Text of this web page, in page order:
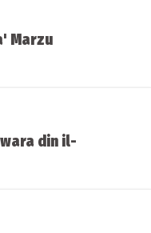
Marzu
din il-